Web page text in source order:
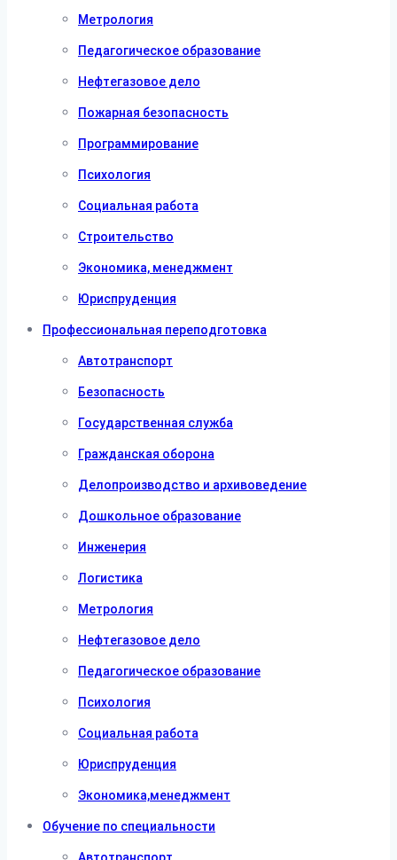
Метрология
Педагогическое образование
Нефтегазовое дело
Пожарная безопасность
Программирование
Психология
Социальная работа
Строительство
Экономика, менеджмент
Юриспруденция
Профессиональная переподготовка
Автотранспорт
Безопасность
Государственная служба
Гражданская оборона
Делопроизводство и архивоведение
Дошкольное образование
Инженерия
Логистика
Метрология
Нефтегазовое дело
Педагогическое образование
Психология
Социальная работа
Юриспруденция
Экономика,менеджмент
Обучение по специальности